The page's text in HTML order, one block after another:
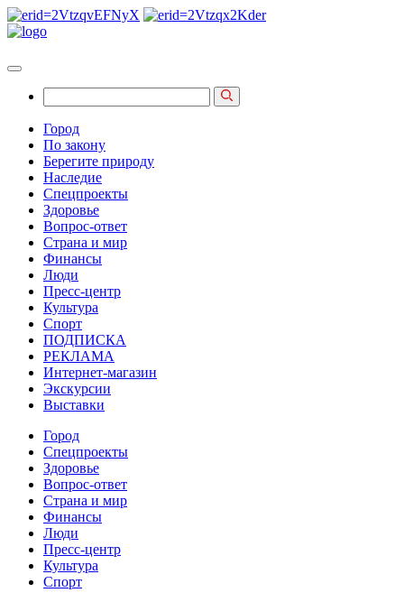
Город
По закону
Берегите природу
Наследие
Спецпроекты
Здоровье
Вопрос-ответ
Страна и мир
Финансы
Люди
Пресс-центр
Культура
Спорт
ПОДПИСКА
РЕКЛАМА
Интернет-магазин
Экскурсии
Выставки
Город
Спецпроекты
Здоровье
Вопрос-ответ
Страна и мир
Финансы
Люди
Пресс-центр
Культура
Спорт